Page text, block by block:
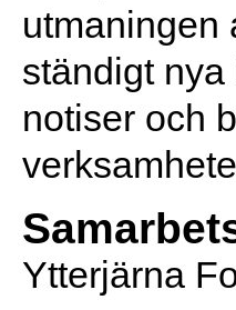
utmaningen
ständigt
notiser och
Ytterjärna